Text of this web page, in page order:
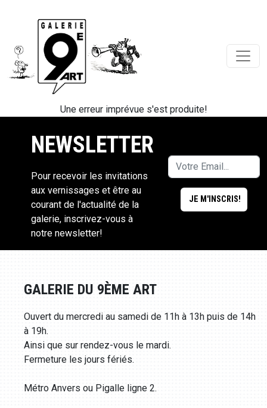
Une erreur imprévue s'est produite!
NEWSLETTER
Pour recevoir les invitations
aux vernissages et être au
courant de l'actualité de la
galerie, inscrivez-vous à
notre newsletter!
GALERIE DU 9ÈME ART
Ouvert du mercredi au samedi de 11h à 13h puis de 14h
à 19h.
Ainsi que sur rendez-vous le mardi.
Fermeture les jours fériés.
Métro Anvers ou Pigalle ligne 2.